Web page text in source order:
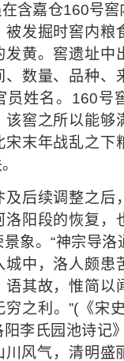
含嘉仓160号
被发掘时窖内粮
发黄。窖遗址中
、数量、品种、
员姓名。160号
该窖之所以能够
宋末年战乱之下
后续调整之后
洛阳段的恢复，
象。“神宗导洛
城中，洛人颇患
语其故，惟简以
穷之利。”(《宋
李氏园池诗记
风气，清明盛